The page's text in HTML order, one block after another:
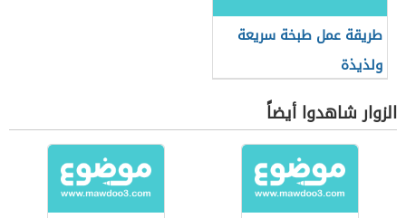
طريقة عمل طبخة سريعة
ولذيذة
الزوار شاهدوا أيضاً